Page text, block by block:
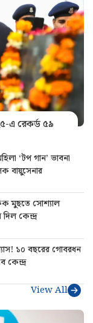
এ রেকর্ড ৫৯
‘টপ গান’ ভাবনা
বায়ুসেনার
মুছতে সোশ্যাল
কেন্দ্র
১০ বছরের গোবরধন
কেন্দ্র
View All